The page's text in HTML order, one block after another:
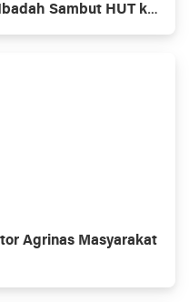
Sambut HUT ke-
Agrinas Masyarakat